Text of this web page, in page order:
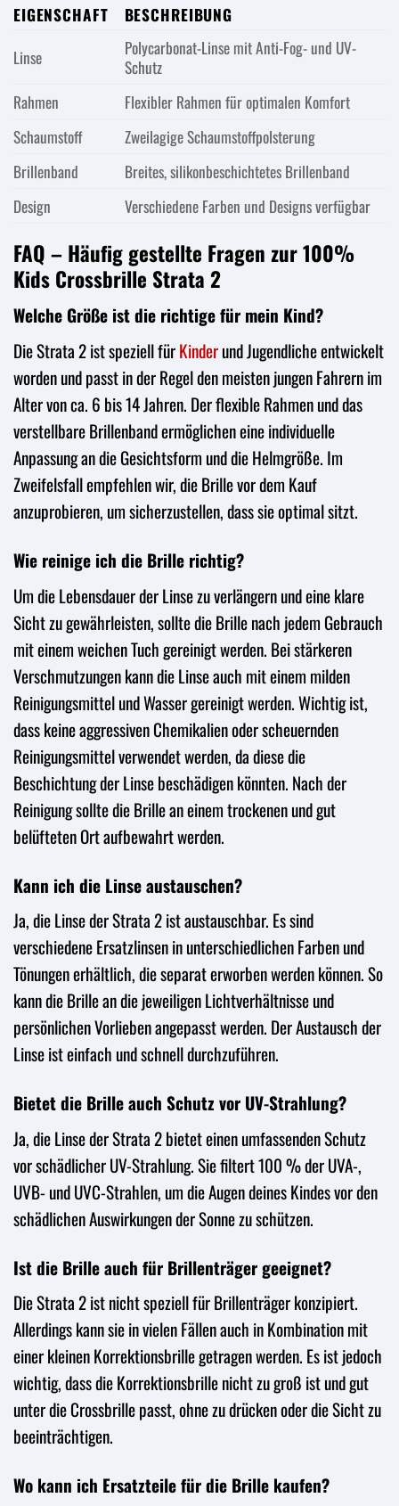
EIGENSCHAFT
BESCHREIBUNG
Linse
Polycarbonat-Linse mit Anti-Fog- und UV-
Schutz
Rahmen
Flexibler Rahmen für optimalen Komfort
Schaumstoff
Zweilagige Schaumstoffpolsterung
Brillenband
Breites, silikonbeschichtetes Brillenband
Design
Verschiedene Farben und Designs verfügbar
FAQ – Häufig gestellte Fragen zur 100%
Kids Crossbrille Strata 2
Welche Größe ist die richtige für mein Kind?
Die Strata 2 ist speziell fürKinderund Jugendliche entwickelt
worden und passt in der Regel den meisten jungen Fahrern im
Alter von ca. 6 bis 14 Jahren. Der flexible Rahmen und das
verstellbare Brillenband ermöglichen eine individuelle
Anpassung an die Gesichtsform und die Helmgröße. Im
Zweifelsfall empfehlen wir, die Brille vor dem Kauf
anzuprobieren, um sicherzustellen, dass sie optimal sitzt.
Wie reinige ich die Brille richtig?
Um die Lebensdauer der Linse zu verlängern und eine klare
Sicht zu gewährleisten, sollte die Brille nach jedem Gebrauch
mit einem weichen Tuch gereinigt werden. Bei stärkeren
Verschmutzungen kann die Linse auch mit einem milden
Reinigungsmittel und Wasser gereinigt werden. Wichtig ist,
dass keine aggressiven Chemikalien oder scheuernden
Reinigungsmittel verwendet werden, da diese die
Beschichtung der Linse beschädigen könnten. Nach der
Reinigung sollte die Brille an einem trockenen und gut
belüfteten Ort aufbewahrt werden.
Kann ich die Linse austauschen?
Ja, die Linse der Strata 2 ist austauschbar. Es sind
verschiedene Ersatzlinsen in unterschiedlichen Farben und
Tönungen erhältlich, die separat erworben werden können. So
kann die Brille an die jeweiligen Lichtverhältnisse und
persönlichen Vorlieben angepasst werden. Der Austausch der
Linse ist einfach und schnell durchzuführen.
Bietet die Brille auch Schutz vor UV-Strahlung?
Ja, die Linse der Strata 2 bietet einen umfassenden Schutz
vor schädlicher UV-Strahlung. Sie filtert 100 % der UVA-,
UVB- und UVC-Strahlen, um die Augen deines Kindes vor den
schädlichen Auswirkungen der Sonne zu schützen.
Ist die Brille auch für Brillenträger geeignet?
Die Strata 2 ist nicht speziell für Brillenträger konzipiert.
Allerdings kann sie in vielen Fällen auch in Kombination mit
einer kleinen Korrektionsbrille getragen werden. Es ist jedoch
wichtig, dass die Korrektionsbrille nicht zu groß ist und gut
unter die Crossbrille passt, ohne zu drücken oder die Sicht zu
beeinträchtigen.
Wo kann ich Ersatzteile für die Brille kaufen?